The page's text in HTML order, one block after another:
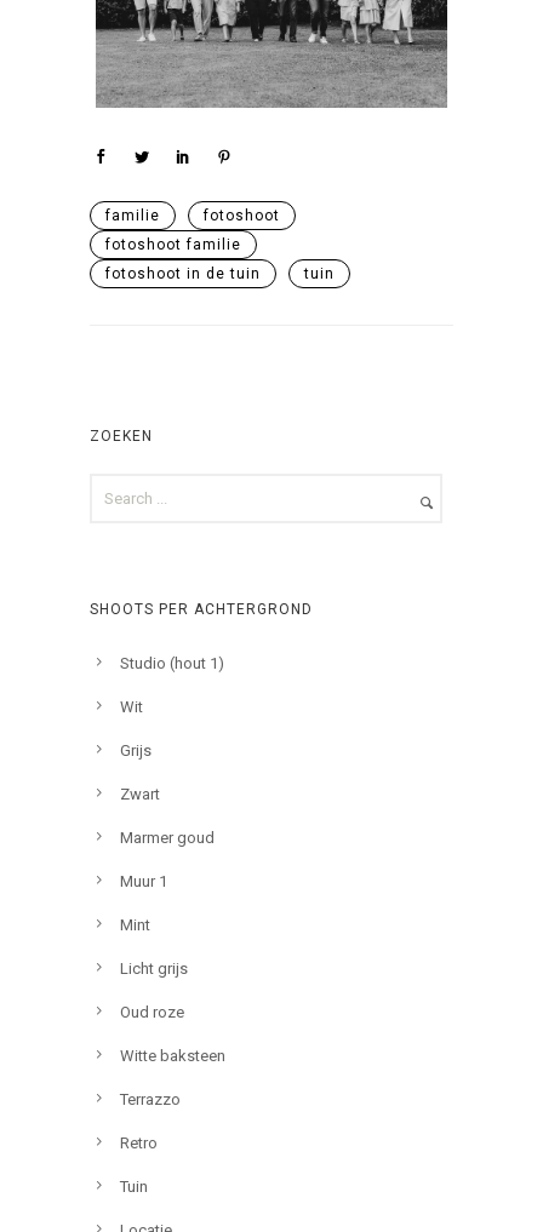
familie
fotoshoot
fotoshoot familie
fotoshoot in de tuin
tuin
ZOEKEN
SHOOTS PER ACHTERGROND
Studio (hout 1)
Wit
Grijs
Zwart
Marmer goud
Muur 1
Mint
Licht grijs
Oud roze
Witte baksteen
Terrazzo
Retro
Tuin